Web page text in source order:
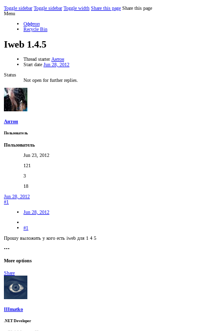
Toggle sidebar Toggle sidebar Toggle width Share this page Share this page
Menu
Оффтоп
Recycle Bin
Iweb 1.4.5
Thread starter Антон
Start date Jun 28, 2012
Status
Not open for further replies.
Антон
Пользователь
Пользователь
Jun 23, 2012
121
3
18
Jun 28, 2012
#1
Jun 28, 2012
#1
Прошу выложить у кого есть iweb для 1 4 5
•••
More options
Share
IIImatko
.NET Developer